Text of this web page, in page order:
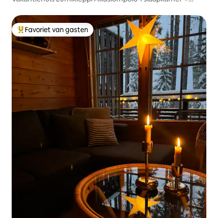
Topfavoriet van gasten
Favoriet van gasten